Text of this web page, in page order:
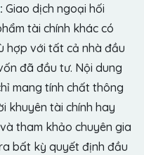
: Giao dịch ngoại hối
tài chính khác có
hợp với tất cả nhà đầu
đã đầu tư. Nội dung
mang tính chất thông
khuyên tài chính hay
tham khảo chuyên gia
bất kỳ quyết định đầu